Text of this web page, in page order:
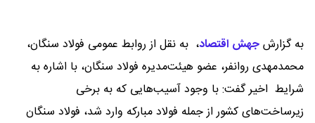
به گزارشجهش اقتصاد، به نقل از روابط عمومی فولاد سنگان،
محمدمهدی روانفر، عضو هیئت‌مدیره فولاد سنگان، با اشاره به
شرایط اخیر گفت: با وجود آسیب‌هایی که به برخی
زیرساخت‌های کشور از جمله فولاد مبارکه وارد شد، فولاد سنگان